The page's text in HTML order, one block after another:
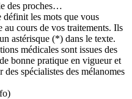
des proches…
les mots que vous
au cours de vos traitements. Ils
astérisque (*) dans le texte.
médicales sont issues des
bonne pratique en vigueur et
des spécialistes des mélanomes